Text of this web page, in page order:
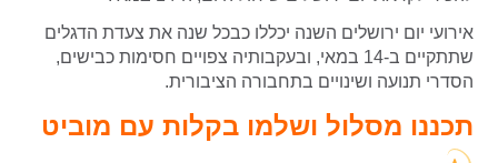
אירועי יום ירושלים השנה יכללו כבכל שנה את צעדת הדגלים
שתתקיים ב-14 במאי, ובעקבותיה צפויים חסימות כבישים,
הסדרי תנועה ושינויים בתחבורה הציבורית.
תכננו מסלול ושלמו בקלות עם מוביט